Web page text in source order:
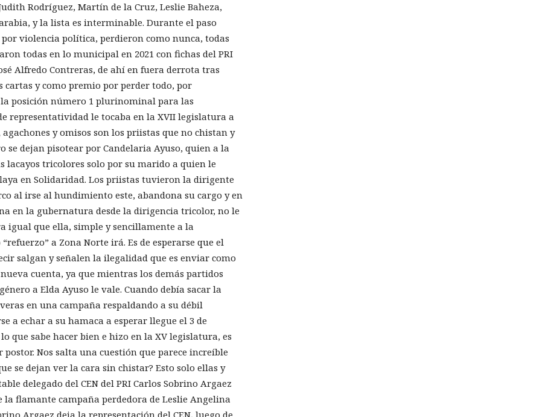
Rodríguez, Martín de la Cruz, Leslie Baheza,
y la lista es interminable. Durante el paso
violencia política, perdieron como nunca, todas
todas en lo municipal en 2021 con fichas del PRI
Alfredo Contreras, de ahí en fuera derrota tras
cartas y como premio por perder todo, por
la posición número 1 plurinominal para las
representatividad le tocaba en la XVII legislatura a
y omisos son los priistas que no chistan y
se dejan pisotear por Candelaria Ayuso, quien a la
lacayos tricolores solo por su marido a quien le
en Solidaridad. Los priistas tuvieron la dirigente
al irse al hundimiento este, abandona su cargo y en
en la gubernatura desde la dirigencia tricolor, no le
igual que ella, simple y sencillamente a la
a Zona Norte irá. Es de esperarse que el
salgan y señalen la ilegalidad que es enviar como
cuenta, ya que mientras los demás partidos
a Elda Ayuso le vale. Cuando debía sacar la
en una campaña respaldando a su débil
a echar a su hamaca a esperar llegue el 3 de
que sabe hacer bien e hizo en la XV legislatura, es
Nos salta una cuestión que parece increíble
se dejan ver la cara sin chistar? Esto solo ellas y
delegado del CEN del PRI Carlos Sobrino Argaez
la flamante campaña perdedora de Leslie Angelina